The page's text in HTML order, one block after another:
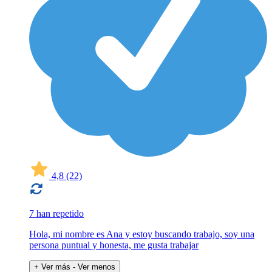
4,8 (22)
7 han repetido
Hola, mi nombre es Ana y estoy buscando trabajo, soy una
persona puntual y honesta, me gusta trabajar
+ Ver más - Ver menos